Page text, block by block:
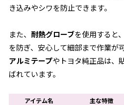
き込みやシワを防止できます。
また、 耐熱グローブを使用すると
を防ぎ、安心して細部まで作業が
アルミテープやトヨタ純正品は、
ばれています。
アイテム名 主な特徴